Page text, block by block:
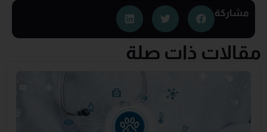
مشاركة
مقالات ذات صلة